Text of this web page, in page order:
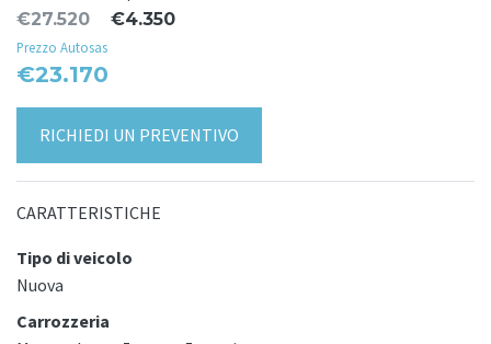
€27.520 €4.350
Prezzo Autosas
€23.170
RICHIEDI UN PREVENTIVO
CARATTERISTICHE
Tipo di veicolo
Nuova
Carrozzeria